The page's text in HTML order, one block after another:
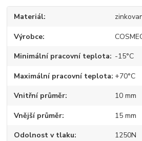
Materiál
Výrobce
Minimální pracovní teplota -15°C
Maximální pracovní teplota +70°C
Vnitřní průměr 10 mm
Vnější průměr 15 mm
Odolnost v tlaku 1250N